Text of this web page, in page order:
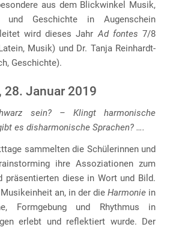
aus dem Blickwinkel Musik,
und Geschichte in Augenschein
wird dieses JahrAd fontes 7/8
Musik) und Dr. Tanja Reinhardt-
Geschichte).
28. Januar 2019
sein? – Klingt harmonische
es disharmonische Sprachen? ….
sammelten die Schülerinnen und
ihre Assoziationen zum
präsentierten diese in Wort und Bild.
an, in der die Harmonie in
Formgebung und Rhythmus in
erlebt und reflektiert wurde. Der